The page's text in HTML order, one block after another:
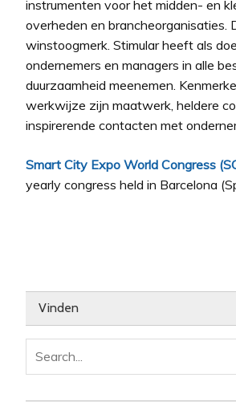
instrumenten voor het midden- en
overheden en brancheorganisaties.
winstoogmerk. Stimular heeft als
ondernemers en managers in alle
duurzaamheid meenemen.
werkwijze zijn maatwerk, heldere
inspirerende contacten met
Smart City Expo World Congress
yearly congress held in Barcelona
Vinden